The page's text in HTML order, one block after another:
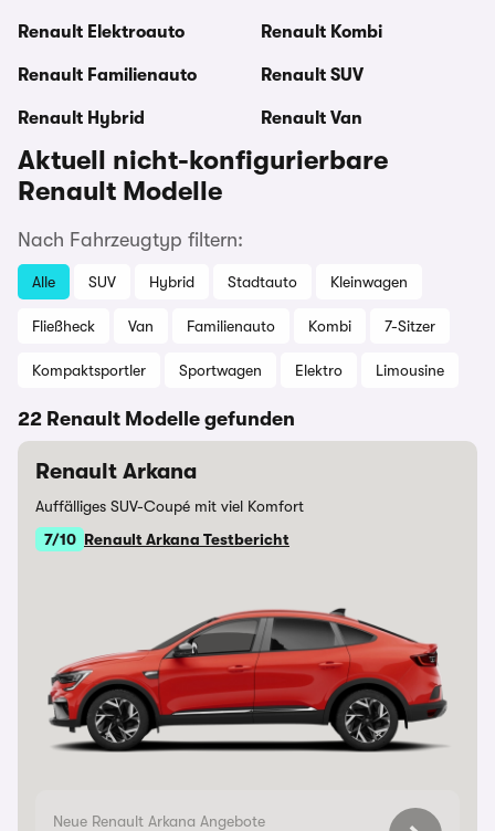
Renault Elektroauto
Renault Familienauto
Renault Hybrid
Renault Kombi
Renault SUV
Renault Van
Aktuell nicht-konfigurierbare
Renault Modelle
Nach Fahrzeugtyp filtern:
Alle SUV Hybrid Stadtauto Kleinwagen
Fließheck Van Familienauto Kombi 7-Sitzer
Kompaktsportler Sportwagen Elektro Limousine
22 Renault Modelle gefunden
Renault Arkana
Auffälliges SUV-Coupé mit viel Komfort
7/10 Renault Arkana Testbericht
Neue Renault Arkana Angebote